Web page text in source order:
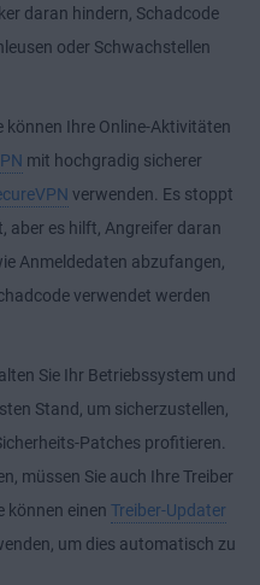
daran hindern, Schadcode
oder Schwachstellen
können Ihre Online-Aktivitäten
mit hochgradig sicherer
verwenden. Es stoppt
aber es hilft, Angreifer daran
Anmeldedaten abzufangen,
verwendet werden
Sie Ihr Betriebssystem und
Stand, um sicherzustellen,
Patches profitieren.
müssen Sie auch Ihre Treiber
können einen Treiber-Updater
um dies automatisch zu